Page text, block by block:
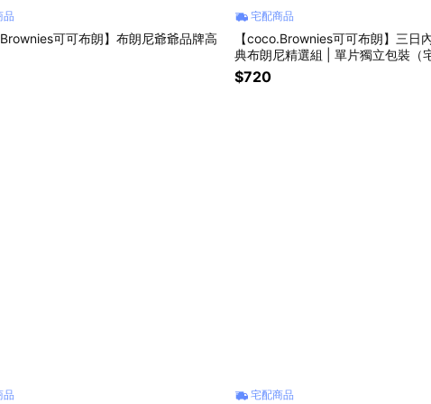
品
可可布朗】布朗尼爺爺品牌高
宅配商品
【coco.Brownies可可布朗】三日
典布朗尼精選組 | 單片獨立包裝（
$720
品 宅配商品